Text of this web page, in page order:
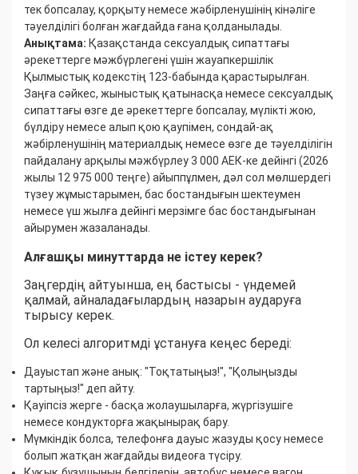
тек бопсалау, қорқыту немесе жәбірленушінің кінәліге
тәуелділігі болған жағдайда ғана қолданылады.
Анықтама: Қазақстанда сексуалдық сипаттағы
әрекеттерге мәжбүрлегені үшін жауапкершілік
Қылмыстық кодекстің 123-бабында қарастырылған.
Заңға сәйкес, жыныстық қатынасқа немесе сексуалдық
сипаттағы өзге де әрекеттерге бопсалау, мүлікті жою,
бүлдіру немесе алып қою қаупімен, сондай-ақ
жәбірленушінің материалдық немесе өзге де тәуелділігін
пайдалану арқылы мәжбүрлеу 3 000 АЕК-ке дейінгі (2026
жылы 12 975 000 теңге) айыппұлмен, дәл сол мөлшердегі
түзеу жұмыстарымен, бас бостандығын шектеумен
немесе үш жылға дейінгі мерзімге бас бостандығынан
айырумен жазаланады.
Алғашқы минуттарда не істеу керек?
Заңгердің айтуынша, ең бастысы - үндемей
қалмай, айналадағылардың назарын аударуға
тырысу керек.
Ол келесі алгоритмді ұстануға кеңес береді:
Дауыстап және анық: "Тоқтатыңыз!", "Қолыңызды
тартыңыз!" деп айту.
Қауіпсіз жерге - басқа жолаушыларға, жүргізушіге
немесе кондукторға жақынырақ бару.
Мүмкіндік болса, телефонға дауыс жазуды қосу немесе
болып жатқан жағдайды видеоға түсіру.